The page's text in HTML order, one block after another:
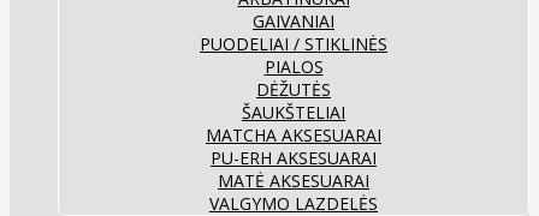
GAIVANIAI
PUODELIAI / STIKLINĖS
PIALOS
DĖŽUTĖS
ŠAUKŠTELIAI
MATCHA AKSESUARAI
PU-ERH AKSESUARAI
MATĖ AKSESUARAI
VALGYMO LAZDELĖS